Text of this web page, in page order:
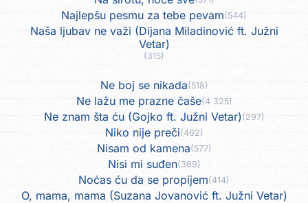
Najlepšu pesmu za tebe pevam(544)
Naša ljubav ne važi (Dijana Miladinović ft. Južni
Vetar)
(315)
Ne boj se nikada(518)
Ne lažu me prazne čaše(4 325)
Ne znam šta ću (Gojko ft. Južni Vetar)(297)
Niko nije preči(462)
Nisam od kamena(577)
Nisi mi suđen(369)
Noćas ću da se propijem(414)
O, mama, mama (Suzana Jovanović ft. Južni Vetar)